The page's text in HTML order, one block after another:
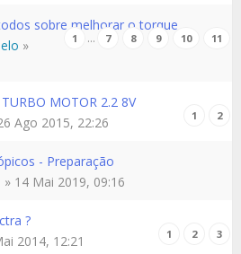
sobre melhorar o torque
1 … 7 8 9 10 11
»
MOTOR 2.2 8V
1 2
Ago 2015, 22:26
- Preparação
» 14 Mai 2019, 09:16
?
1 2 3
2014, 12:21